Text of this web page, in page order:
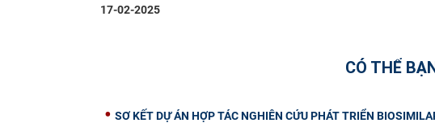
17-02-2025
CÓ THỂ
SƠ KẾT DỰ ÁN HỢP TÁC NGHIÊN CỨU PHÁT TRIỂN